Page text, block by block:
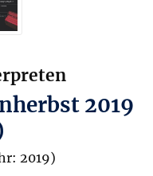
2019
2019)